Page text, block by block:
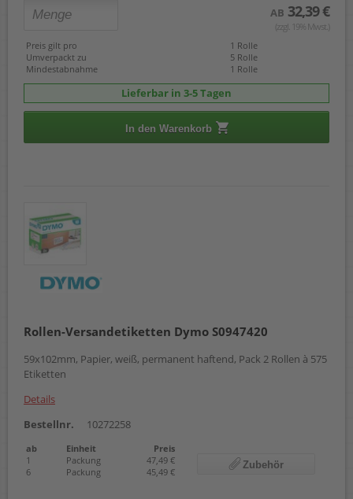
AB 32,39 €
(zzgl. 19% Mwst.)
Preis gilt pro
1 Rolle
Umverpackt zu
5 Rolle
Mindestabnahme
1 Rolle
Lieferbar in 3-5 Tagen
In den Warenkorb
Rollen-Versandetiketten Dymo S0947420
59x102mm, Papier, weiß, permanent haftend, Pack 2 Rollen à 575
Etiketten
Details
Bestellnr.
10272258
ab Einheit
Preis
1
Packung
47,49 €
6
Packung 45,49 €
Zubehör